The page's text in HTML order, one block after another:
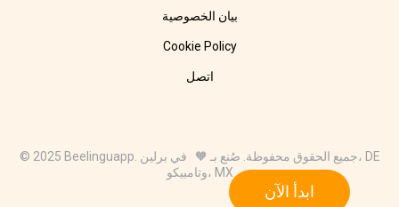
ابدأ الآن
بيان الخصوصية
Cookie Policy
اتصل
© 2025 Beelinguapp. جميع الحقوق محفوظة. صُنع بـ 🧡 في برلين، DE
وتامبيكو، MX